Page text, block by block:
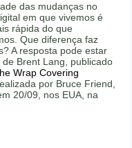
das mudanças no
em que vivemos é
rápida do que
Que diferença faz
A resposta pode estar
de Brent Lang, publicado
Wrap Covering
por Bruce Friend,
20/09, nos EUA, na